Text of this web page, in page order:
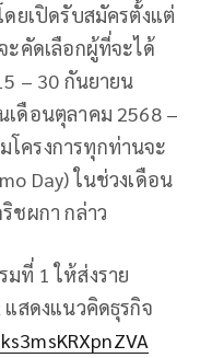
ดยเปิดรับสมัครตั้งแต่
ะคัดเลือกผู้ที่จะได้
– 30 กันยายน
เดือนตุลาคม 2568 –
โครงการทุกท่านจะ
Day) ในช่วงเดือน
ชผกา กล่าว
มที่ 1 ให้ส่งราย
สดงแนวคิดธุรกิจ